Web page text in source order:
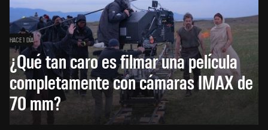
HACE 1 DÍA
¿Qué tan caro es filmar una película
completamente con cámaras IMAX de
70 mm?